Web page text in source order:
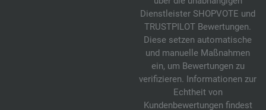
Dienstleister SHOPVOTE und
TRUSTPILOT Bewertungen.
Diese setzen automatische
und manuelle Maßnahmen
ein, um Bewertungen zu
verifizieren. Informationen zur
Echtheit von
Kundenbewertungen findest